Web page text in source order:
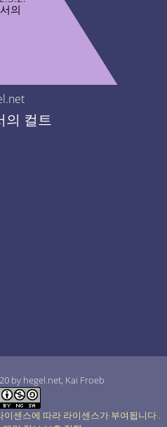
의
의 컬트
by hegel.net, Kai Froeb
센스에 따라 라이센스가 부여됩니다 .